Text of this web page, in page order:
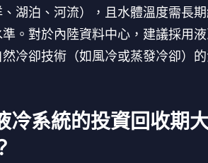
湖泊、河流），且水體溫度需長
。對於內陸資料中心，建議採用
冷卻技術（如風冷或蒸發冷卻）
冷系統的投資回收期